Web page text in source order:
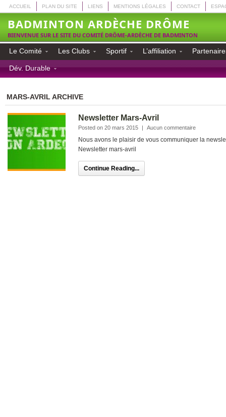
ACCUEIL PLAN DU SITE LIENS MENTIONS LÉGALES CONTACT
BADMINTON ARDÈCHE DRÔME
BIENVENUE SUR LE SITE DU COMITÉ DRÔME-ARDÈCHE DE BADMINTON
Le Comité Les Clubs Sportif L’affiliation
Dév. Durable
MARS-AVRIL ARCHIVE
Newsletter Mars-Avril
Posted on 20 mars 2015 | Aucun commentaire
Nous avons le plaisir de vous communiquer la
Newsletter mars-avril
Continue Reading...